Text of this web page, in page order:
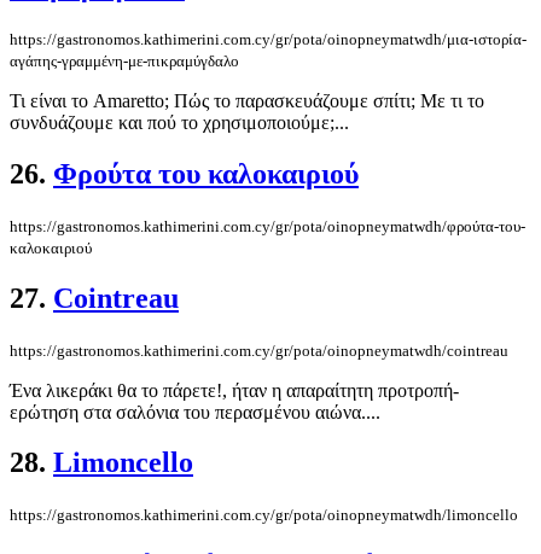
https://gastronomos.kathimerini.com.cy/gr/pota/oinopneymatwdh/μια-ιστορία-
αγάπης-γραμμένη-με-πικραμύγδαλο
Τι είναι το Amaretto; Πώς το παρασκευάζουμε σπίτι; Με τι το
συνδυάζουμε και πού το χρησιμοποιούμε;...
26. Φρούτα του καλοκαιριού
https://gastronomos.kathimerini.com.cy/gr/pota/oinopneymatwdh/φρούτα-του-
καλοκαιριού
27. Cointreau
https://gastronomos.kathimerini.com.cy/gr/pota/oinopneymatwdh/cointreau
Ένα λικεράκι θα το πάρετε!, ήταν η απαραίτητη προτροπή-
ερώτηση στα σαλόνια του περασμένου αιώνα....
28. Limoncello
https://gastronomos.kathimerini.com.cy/gr/pota/oinopneymatwdh/limoncello